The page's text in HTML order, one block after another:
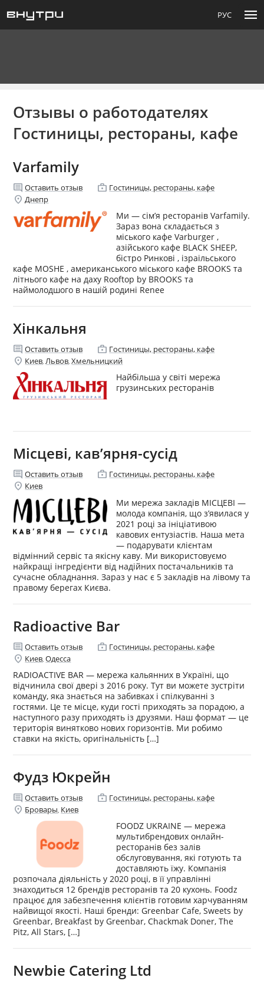
РУС menu
Отзывы о работодателях
Гостиницы, рестораны, кафе
Varfamily
comment Оставить отзыв enterprise Гостиницы, рестораны, кафе
location_on Днепр
Ми — сім’я ресторанів Varfamily.
Зараз вона складається з
міського кафе Varburger ,
азійського кафе BLACK SHEEP,
бістро Ринкові , ізраільського
кафе MOSHE , американського міського кафе BROOKS та
літнього кафе на даху Rooftop by BROOKS та
наймолодшого в нашій родині Renee
Хінкальня
comment Оставить отзыв enterprise Гостиницы, рестораны, кафе
location_on Киев,Львов,Хмельницкий
Найбільша у світі мережа
грузинських ресторанів
Місцеві, кав’ярня-сусід
comment Оставить отзыв enterprise Гостиницы, рестораны, кафе
location_on Киев
Ми мережа закладів МІСЦЕВІ —
молода компанія, що з’явилася у
2021 році за ініціативою
кавових ентузіастів. Наша мета
— подарувати клієнтам
відмінний сервіс та якісну каву. Ми використовуємо
найкращі інгредієнти від надійних постачальників та
сучасне обладнання. Зараз у нас є 5 закладів на лівому та
правому берегах Києва.
Radioactive Bar
comment Оставить отзыв enterprise Гостиницы, рестораны, кафе
location_on Киев ,Одесса
RADIOACTIVE BAR — мережа кальянних в Україні, що
відчинила свої двері з 2016 року. Тут ви можете зустріти
команду, яка знається на забивках і спілкуванні з
гостями. Це те місце, куди гості приходять за порадою, а
наступного разу приходять із друзями. Наш формат — це
територія винятково нових горизонтів. Ми робимо
ставки на якість, оригінальність […]
Фудз Юкрейн
comment Оставить отзыв enterprise Гостиницы, рестораны, кафе
location_on Бровары, Киев
FOODZ UKRAINE — мережа
мультибрендових онлайн-
ресторанів без залів
обслуговування, які готують та
доставляють їжу. Компанія
розпочала діяльність у 2020 році, в її управлінні
знаходиться 12 брендів ресторанів та 20 кухонь. Foodz
працює для забезпечення клієнтів готовим харчуванням
найвищої якості. ​Наші бренди: Greenbar Cafe, Sweets by
Greenbar, Breakfast by Greenbar, Chackmak Doner, The
Pitz, All Stars, […]
Newbie Catering Ltd